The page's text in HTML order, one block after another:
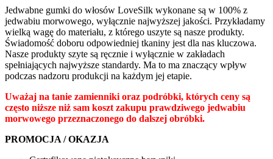
Jedwabne gumki do włosów LoveSilk wykonane są w 100% z
jedwabiu morwowego, wyłącznie najwyższej jakości. Przykładamy
wielką wagę do materiału, z którego uszyte są nasze produkty.
Świadomość doboru odpowiedniej tkaniny jest dla nas kluczowa.
Nasze produkty szyte są ręcznie i wyłącznie w zakładach
spełniających najwyższe standardy. Ma to ma znaczący wpływ
podczas nadzoru produkcji na każdym jej etapie.
Uważaj na tanie zamienniki oraz podróbki, których ceny są
często niższe niż sam koszt zakupu prawdziwego jedwabiu
morwowego przeznaczonego do dalszej obróbki.
PROMOCJA / OKAZJA